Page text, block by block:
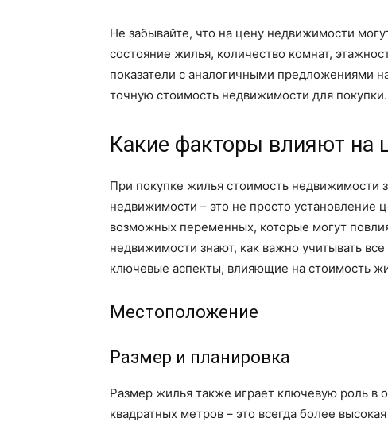
Не забывайте, что на цену недвижимости
состояние жилья, количество комнат,
показатели с аналогичными предложениями
точную стоимость недвижимости для покупки.
Какие факторы влияют на
При покупке жилья стоимость недвижимости
недвижимости – это не просто установление
возможных переменных, которые могут
недвижимости знают, как важно учитывать
ключевые аспекты, влияющие на стоимость
Местоположение
Размер и планировка
Размер жилья также играет ключевую роль в
квадратных метров – это всегда более